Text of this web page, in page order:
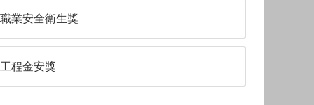
業安全衛生獎
程金安獎